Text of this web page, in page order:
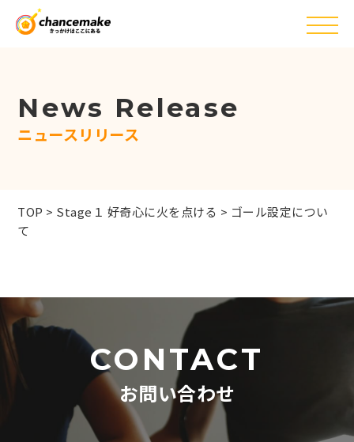
News Release
ニュースリリース
TOP > Stage１ 好奇心に火を点ける > ゴール設定につい
て
CONTACT
お問い合わせ